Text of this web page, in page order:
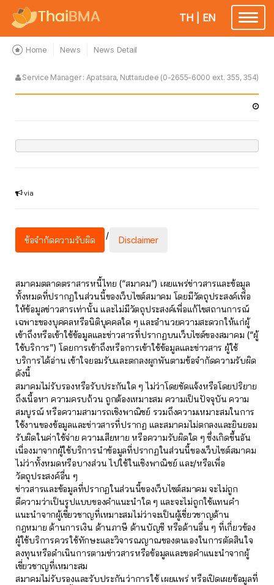
Toggle
TH EN
Home News News Detail
Service Manager : Apatsara, Nuttarudee (0-2655-6000 ext. 355, 354)
via
ข้อจำกัดความรับผิด / Disclaimer
สมาคมตลาดตราสารหนี้ไทย (“สมาคม”) เผยแพร่ข่าวสารและข้อมูล
ทั้งหมดที่ปรากฏในส่วนนี้ของเว็บไซต์สมาคม โดยมีวัตถุประสงค์เพื่อ
ให้ข้อมูลข่าวสารเท่านั้น และไม่มีวัตถุประสงค์เพื่อแก้ไขสถานการณ์
เฉพาะของบุคคลหรือนิติบุคคลใด ๆ และอำนวยความสะดวกให้แก่ผู้
เข้าถึงหรือเข้าใช้ข้อมูลและข่าวสารที่ปรากฏบนเว็บไซต์ของสมาคม (“ผู้
ใช้บริการ”) โดยการเข้าถึงหรือการเข้าใช้ข้อมูลและข่าวสาร ผู้ใช้
บริการได้อ่าน เข้าใจยอมรับและตกลงผูกพันตามข้อจำกัดความรับผิด
ดังนี้
สมาคมไม่รับรองหรือรับประกันใด ๆ ไม่ว่าโดยชัดแจ้งหรือโดยปริยาย
ถึงเนื้อหา ความครบถ้วน ถูกต้องเหมาะสม ความเป็นปัจจุบัน ความ
สมบูรณ์ หรือความสามารถเชิงพาณิชย์ รวมถึงความเหมาะสมในการ
ใช้งานของข้อมูลและข่าวสารที่ปรากฏ และสมาคมไม่ตกลงและยินยอม
รับผิดในค่าใช้จ่าย ความเสียหาย หรือความรับผิดใด ๆ ซึ่งเกิดขึ้นอัน
เนื่องมาจากผู้ใช้บริการนำข้อมูลที่ปรากฏในส่วนนี้ของเว็บไซต์สมาคม
ไม่ว่าทั้งหมดหรือบางส่วน ไปใช้ในเชิงพาณิชย์ และ/หรือเพื่อ
วัตถุประสงค์อื่น ๆ
ข่าวสารและข้อมูลที่ปรากฏในส่วนนี้ของเว็บไซต์สมาคม จะไม่ถูก
ตีความว่าเป็นรูปแบบของคำแนะนำใด ๆ และจะไม่ถูกใช้แทนคำ
แนะนำจากผู้เชี่ยวชาญที่เหมาะสมไม่ว่าจะเป็นผู้เชี่ยวชาญด้าน
กฎหมาย ด้านการเงิน ด้านภาษี ด้านบัญชี หรือด้านอื่น ๆ ที่เกี่ยวข้อง
ผู้ใช้บริการควรใช้ทักษะและวิจารณญาณของตนเองในการตัดสินใจ
ลงทุนหรือดำเนินการตามข่าวสารหรือข้อมูลและขอคำแนะนำจากผู้
เชี่ยวชาญที่เหมาะสม
สมาคมไม่รับรองและรับประกันว่าการใช้ เผยแพร่ หรือเปิดเผยข้อมูลที่